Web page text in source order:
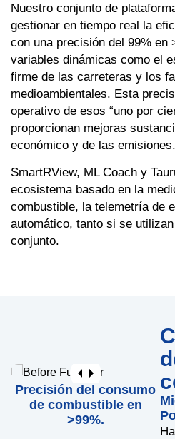
Nuestro conjunto de
gestionar en tiempo real la
con una precisión del 99% en
variables dinámicas como el
firme de las carreteras y los
medioambientales. Esta
operativo de esos “uno por
proporcionan mejoras
económico y de las emisiones.
SmartRView, ML Coach y
ecosistema basado en la
combustible, la telemetría de
automático, tanto si se
conjunto.
Precisión del consumo
de combustible en
>99%.